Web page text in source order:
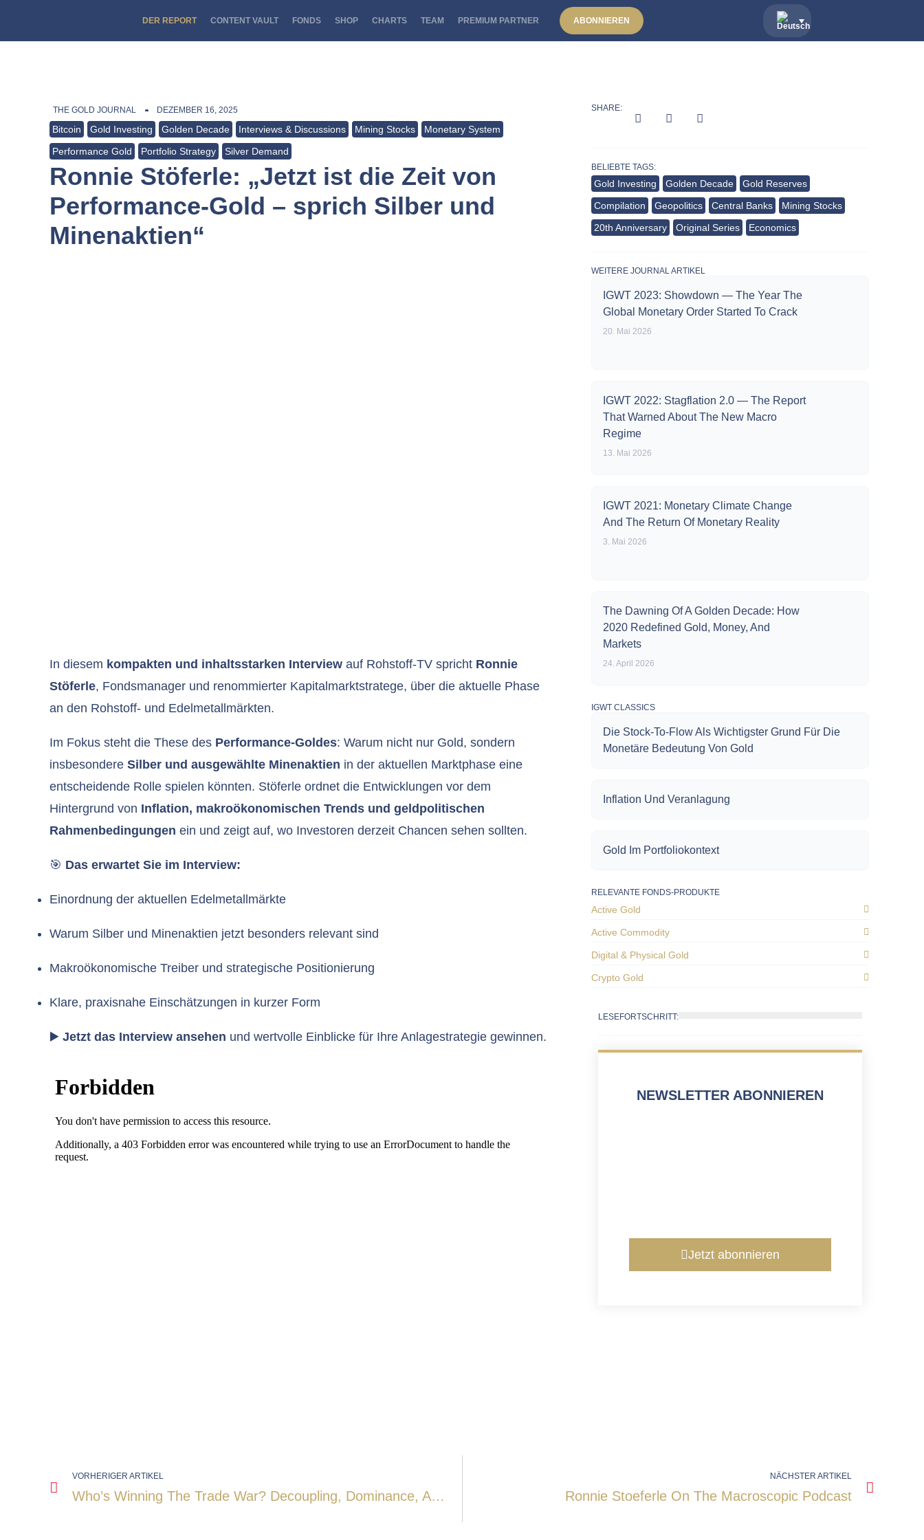
DER REPORT CONTENT VAULT FONDS SHOP CHARTS TEAM PREMIUM PARTNER ABONNIEREN
THE GOLD JOURNAL DEZEMBER 16, 2025
Bitcoin Gold Investing Golden Decade Interviews & Discussions Mining Stocks
Monetary System
Performance Gold
Portfolio Strategy Silver Demand
Ronnie Stöferle: „Jetzt ist die Zeit von
Performance-Gold – sprich Silber und
Minenaktien“
In diesem kompakten und inhaltsstarken Interview auf Rohstoff-TV spricht Ronnie
Stöferle, Fondsmanager und renommierter Kapitalmarktstratege, über die aktuelle Phase
an den Rohstoff- und Edelmetallmärkten.
Im Fokus steht die These des Performance-Goldes: Warum nicht nur Gold, sondern
insbesondere Silber und ausgewählte Minenaktien in der aktuellen Marktphase eine
entscheidende Rolle spielen könnten. Stöferle ordnet die Entwicklungen vor dem
Hintergrund von Inflation, makroökonomischen Trends und geldpolitischen
Rahmenbedingungen ein und zeigt auf, wo Investoren derzeit Chancen sehen sollten.
🎯 Das erwartet Sie im Interview:
Einordnung der aktuellen Edelmetallmärkte
Warum Silber und Minenaktien jetzt besonders relevant sind
Makroökonomische Treiber und strategische Positionierung
Klare, praxisnahe Einschätzungen in kurzer Form
▶️ Jetzt das Interview ansehen und wertvolle Einblicke für Ihre Anlagestrategie gewinnen.
SHARE:
BELIEBTE TAGS:
Gold Investing Golden Decade
Gold Reserves
Compilation
Geopolitics Central Banks
Mining Stocks
20th Anniversary
Original Series Economics
WEITERE JOURNAL ARTIKEL
IGWT 2023: Showdown — The Year The
Global Monetary Order Started To Crack
20. Mai 2026
IGWT 2022: Stagflation 2.0 — The Report
That Warned About The New Macro
Regime
13. Mai 2026
IGWT 2021: Monetary Climate Change
And The Return Of Monetary Reality
3. Mai 2026
The Dawning Of A Golden Decade: How
2020 Redefined Gold, Money, And
Markets
24. April 2026
IGWT CLASSICS
Die Stock-To-Flow Als Wichtigster Grund Für Die
Monetäre Bedeutung Von Gold
Inflation Und Veranlagung
Gold Im Portfoliokontext
RELEVANTE FONDS-PRODUKTE
Active Gold
Active Commodity
Digital & Physical Gold
Crypto Gold
LESEFORTSCHRITT:
NEWSLETTER ABONNIEREN
Jetzt abonnieren
VORHERIGER ARTIKEL
Who’s Winning The Trade War? Decoupling, Dominance, And The New Economic Reality
NÄCHSTER ARTIKEL
Ronnie Stoeferle On The Macroscopic Podcast